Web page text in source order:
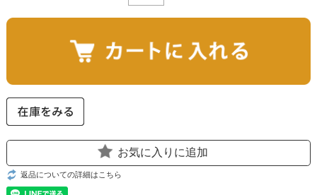
お気に入りに追加
返品についての詳細はこちら